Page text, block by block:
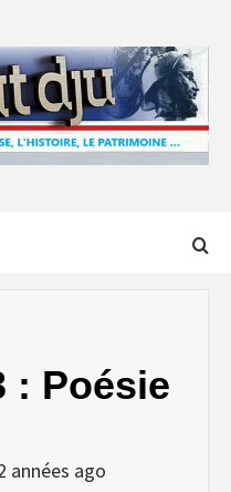
: Poésie
années ago